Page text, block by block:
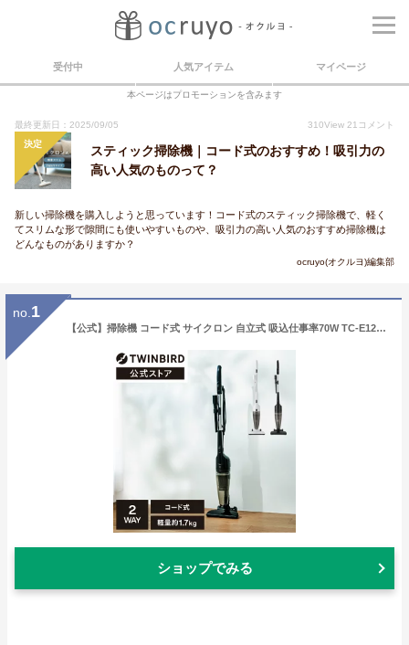
受付中 人気アイテム マイページ
本ページはプロモーションを含みます
最終更新日：2025/09/05 310View 21 コメント
決定
スティック掃除機｜コード式のおすすめ！吸引力の
高い人気のものって？
新しい掃除機を購入しようと思っています！コード式のスティック掃除機で、軽く
てスリムな形で隙間にも使いやすいものや、吸引力の高い人気のおすすめ掃除機は
どんなものがありますか？
ocruyo(オクルヨ)編集部
no. 1
【公式】掃除機 コード式 サイクロン 自立式 吸込仕事率70W TC-E123 ブラック ホワイト | ツインバード TWINBIRDサイクロンスティック型クリーナー ハンディ スティッククリーナー クリーナー ハンディクリーナー 黒 TC-E123JBK TC-E123SBK
ショップでみる